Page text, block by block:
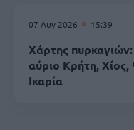
07 Αυγ 2026 15:39
Χάρτης
αύριο Κρήτη,
Ικαρία